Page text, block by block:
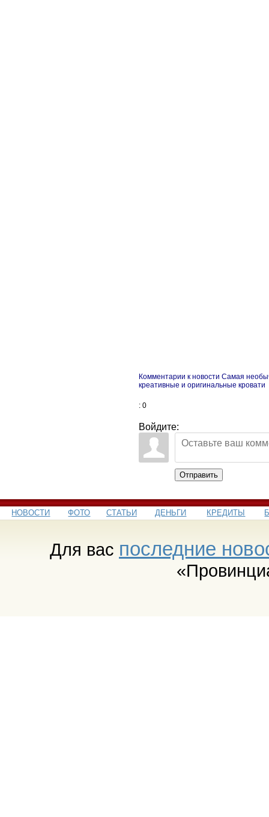
Комментарии к новости Самая
креативные и оригинальные кровати
: 0
Войдите:
Отправить
НОВОСТИ ФОТО СТАТЬИ ДЕНЬГИ КРЕДИТЫ
Для вас последние